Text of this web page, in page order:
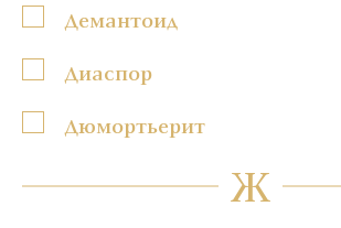
Демантоид
Диаспор
Дюмортьерит
Ж